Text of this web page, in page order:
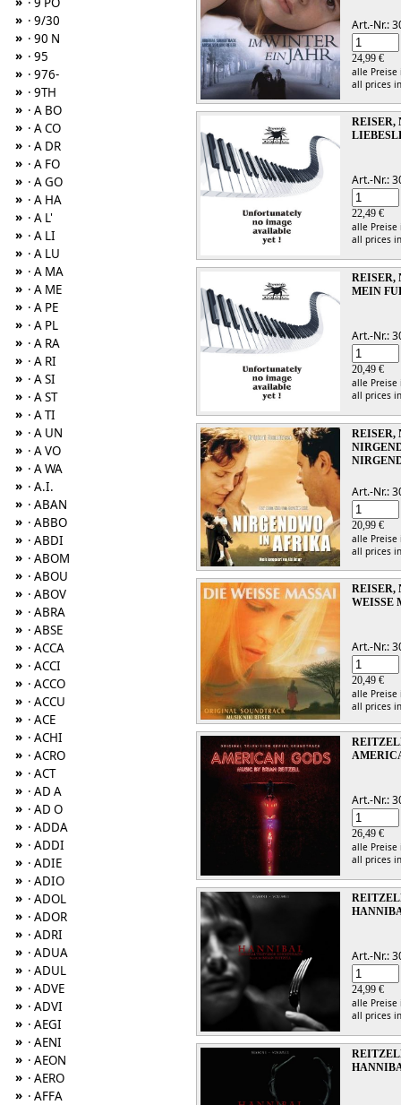
» · 9/30
» · 90 N
» · 95
» · 976-
» · 9TH
» · A BO
» · A CO
» · A DR
» · A FO
» · A GO
» · A HA
» · A L'
» · A LI
» · A LU
» · A MA
» · A ME
» · A PE
» · A PL
» · A RA
» · A RI
» · A SI
» · A ST
» · A TI
» · A UN
» · A VO
» · A WA
» · A.I.
» · ABAN
» · ABBO
» · ABDI
» · ABOM
» · ABOU
» · ABOV
» · ABRA
» · ABSE
» · ACCA
» · ACCI
» · ACCO
» · ACCU
» · ACE
» · ACHI
» · ACRO
» · ACT
» · AD A
» · AD O
» · ADDA
» · ADDI
» · ADIE
» · ADIO
» · ADOL
» · ADOR
» · ADRI
» · ADUA
» · ADUL
» · ADVE
» · ADVI
» · AEGI
» · AENI
» · AEON
» · AERO
» · AFFA
Art.-Nr.:
24,99 €
alle
all prices
REISER,
Art.-Nr.:
22,49 €
alle
all prices
REISER,
MEIN
Art.-Nr.:
20,49 €
alle
all prices
REISER,
Art.-Nr.:
20,99 €
alle
all prices
REISER,
WEISSE
Art.-Nr.:
20,49 €
alle
all prices
Art.-Nr.:
26,49 €
alle
all prices
Art.-Nr.:
24,99 €
alle
all prices